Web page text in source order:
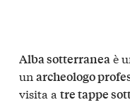
Alba sotterraneaè
un archeologo
visita a tre tappe